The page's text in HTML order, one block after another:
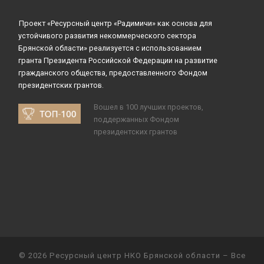
Проект «Ресурсный центр «Радимичи» как основа для
устойчивого развития некоммерческого сектора
Брянской области» реализуется с использованием
гранта Президента Российской Федерации на развитие
гражданского общества, предоставленного Фондом
президентских грантов.
Вошел в 100 лучших проектов,
поддержанных Фондом
президентских грантов
© 2026 Ресурсный центр НКО Брянской области – Все